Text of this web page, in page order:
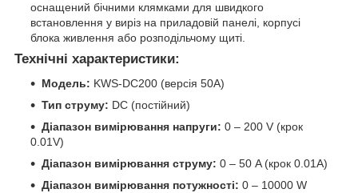
оснащений бічними клямками для швидкого
встановлення у виріз на приладовій панелі, корпусі
блока живлення або розподільчому щиті.
Технічні характеристики:
Модель: KWS-DC200 (версія 50А)
Тип струму: DC (постійний)
Діапазон вимірювання напруги: 0 – 200 V (крок
0.01V)
Діапазон вимірювання струму: 0 – 50 A (крок 0.01A)
Діапазон вимірювання потужності: 0 – 10000 W